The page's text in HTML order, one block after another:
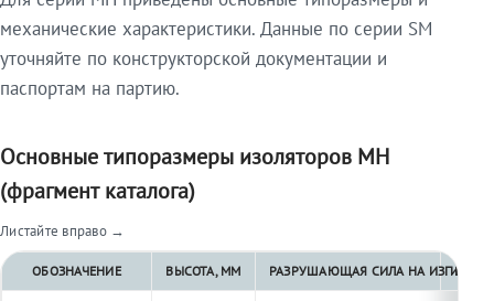
механические характеристики. Данные по серии SM
уточняйте по конструкторской документации и
паспортам на партию.
Основные типоразмеры изоляторов МН
(фрагмент каталога)
Листайте вправо →
ОБОЗНАЧЕНИЕ ВЫСОТА, ММ РАЗРУШАЮЩАЯ СИЛА НА ИЗГИБ, КН